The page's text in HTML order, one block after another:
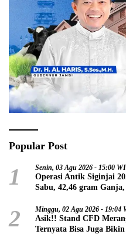
Popular Post
1 Senin, 03 Agu 2026 - 15:00
Operasi Antik Siginjai
Sabu, 42,46 gram
2 Minggu, 02 Agu 2026 - 19:04
Asik!! Stand CFD
Ternyata Bisa Juga Bikin